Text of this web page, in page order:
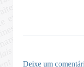
Deixe um